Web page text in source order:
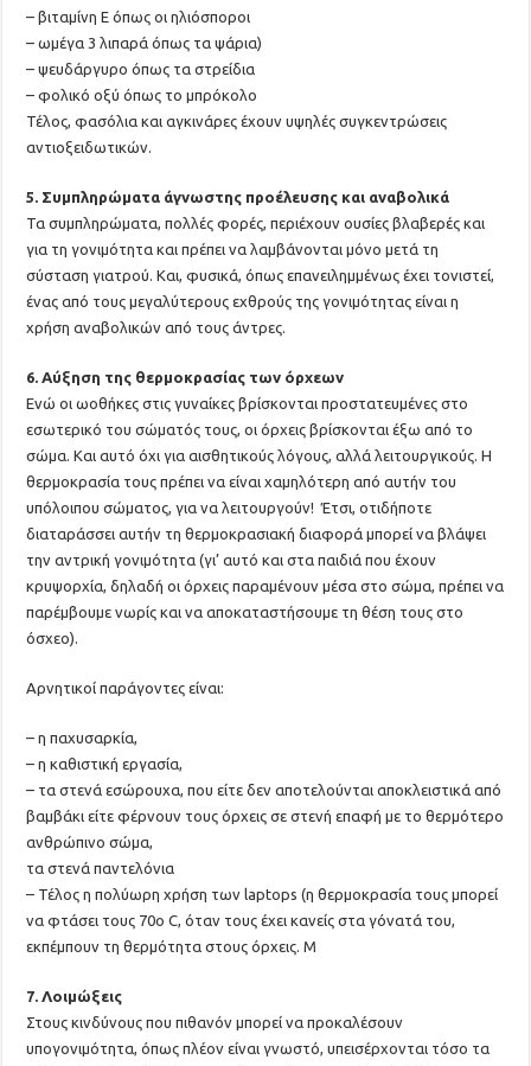
– βιταμίνη Ε όπως οι ηλιόσποροι
– ωμέγα 3 λιπαρά όπως τα ψάρια)
– ψευδάργυρο όπως τα στρείδια
– φολικό οξύ όπως το μπρόκολο
Τέλος, φασόλια και αγκινάρες έχουν υψηλές συγκεντρώσεις
αντιοξειδωτικών.
5. Συμπληρώματα άγνωστης προέλευσης και αναβολικά
Τα συμπληρώματα, πολλές φορές, περιέχουν ουσίες βλαβερές και
για τη γονιμότητα και πρέπει να λαμβάνονται μόνο μετά τη
σύσταση γιατρού. Και, φυσικά, όπως επανειλημμένως έχει τονιστεί,
ένας από τους μεγαλύτερους εχθρούς της γονιμότητας είναι η
χρήση αναβολικών από τους άντρες.
6. Αύξηση της θερμοκρασίας των όρχεων
Ενώ οι ωοθήκες στις γυναίκες βρίσκονται προστατευμένες στο
εσωτερικό του σώματός τους, οι όρχεις βρίσκονται έξω από το
σώμα. Και αυτό όχι για αισθητικούς λόγους, αλλά λειτουργικούς. Η
θερμοκρασία τους πρέπει να είναι χαμηλότερη από αυτήν του
υπόλοιπου σώματος, για να λειτουργούν! Έτσι, οτιδήποτε
διαταράσσει αυτήν τη θερμοκρασιακή διαφορά μπορεί να βλάψει
την αντρική γονιμότητα (γι’ αυτό και στα παιδιά που έχουν
κρυψορχία, δηλαδή οι όρχεις παραμένουν μέσα στο σώμα, πρέπει να
παρέμβουμε νωρίς και να αποκαταστήσουμε τη θέση τους στο
όσχεο).
Αρνητικοί παράγοντες είναι:
– η παχυσαρκία,
– η καθιστική εργασία,
– τα στενά εσώρουχα, που είτε δεν αποτελούνται αποκλειστικά από
βαμβάκι είτε φέρνουν τους όρχεις σε στενή επαφή με το θερμότερο
ανθρώπινο σώμα,
τα στενά παντελόνια
– Τέλος η πολύωρη χρήση των laptops (η θερμοκρασία τους μπορεί
να φτάσει τους 70ο C, όταν τους έχει κανείς στα γόνατά του,
εκπέμπουν τη θερμότητα στους όρχεις. Μ
7. Λοιμώξεις
Στους κινδύνους που πιθανόν μπορεί να προκαλέσουν
υπογονιμότητα, όπως πλέον είναι γνωστό, υπεισέρχονται τόσο τα